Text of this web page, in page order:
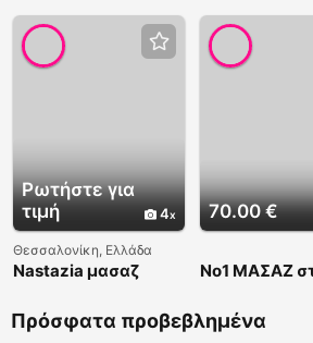
Ρωτήστε για
τιμή
4
Θεσσαλονίκη, Ελλάδα
Nastazia μασαζ
70.00 €
Νο1 ΜΑΣΑΖ
Καλυπτουμε
Πρόσφατα προβεβλημένα